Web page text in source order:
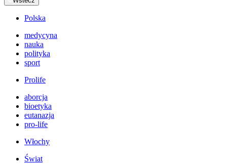
Polska
medycyna
nauka
polityka
sport
Prolife
aborcja
bioetyka
eutanazja
pro-life
Włochy
Świat